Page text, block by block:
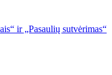
ir „Pasaulių sutvėrimas“